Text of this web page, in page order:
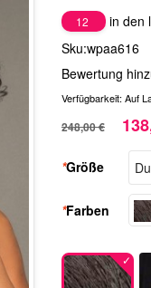
12
in den
Sku:wpaa616
Bewertung
Verfügbarkeit: Auf
248,00 €
*Größe
*Farben